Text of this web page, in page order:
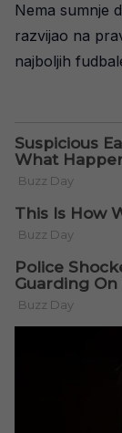
Nema sumnje
razvijao na
najboljih